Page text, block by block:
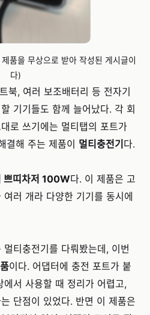
품을 무상으로 받아 작성된 게시글이
다)
북, 여러 보조배터리 등 전자기
기기들도 함께 늘어났다. 각 회
로 쓰기에는 멀티탭의 포트가
결해 주는 제품이 멀티충전기 다.
쁘띠차저 100W다. 이 제품은 고
러 개라 다양한 기기를 동시에
티충전기를 다뤄봤는데, 이번
이다. 어댑터에 충전 포트가 붙
서 사용할 때 정리가 어렵고,
단점이 있었다. 반면 이 제품은